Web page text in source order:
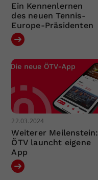
Ein Kennenlernen
des neuen Tennis-
Europe-Präsidenten
22.03.2024
Weiterer Meilenstein:
ÖTV launcht eigene
App